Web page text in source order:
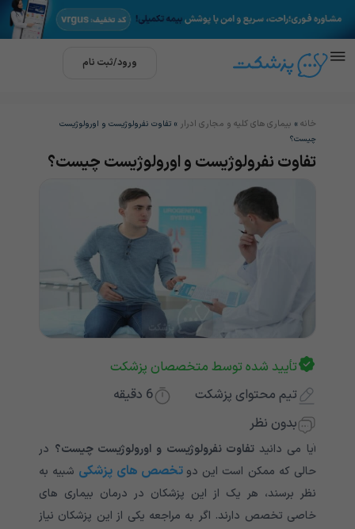
ورود/ثبت نام
خانه » بیماری های کلیه و مجاری ادرار » تفاوت نفرولوژیست و اورولوژیست
چیست؟
تفاوت نفرولوژیست و اورولوژیست چیست؟
تأیید شده توسط متخصصان پزشکت
تیم محتوای پزشکت
6 دقیقه
بدون نظر
آیا می دانید تفاوت نفرولوژیست و اورولوژیست چیست؟ در
حالی که ممکن است این دو تخصص های پزشکی شبیه به
نظر برسند، هر یک از این پزشکان در درمان بیماری های
خاصی تخصص دارند. اگر به مراجعه یکی از این پزشکان نیاز